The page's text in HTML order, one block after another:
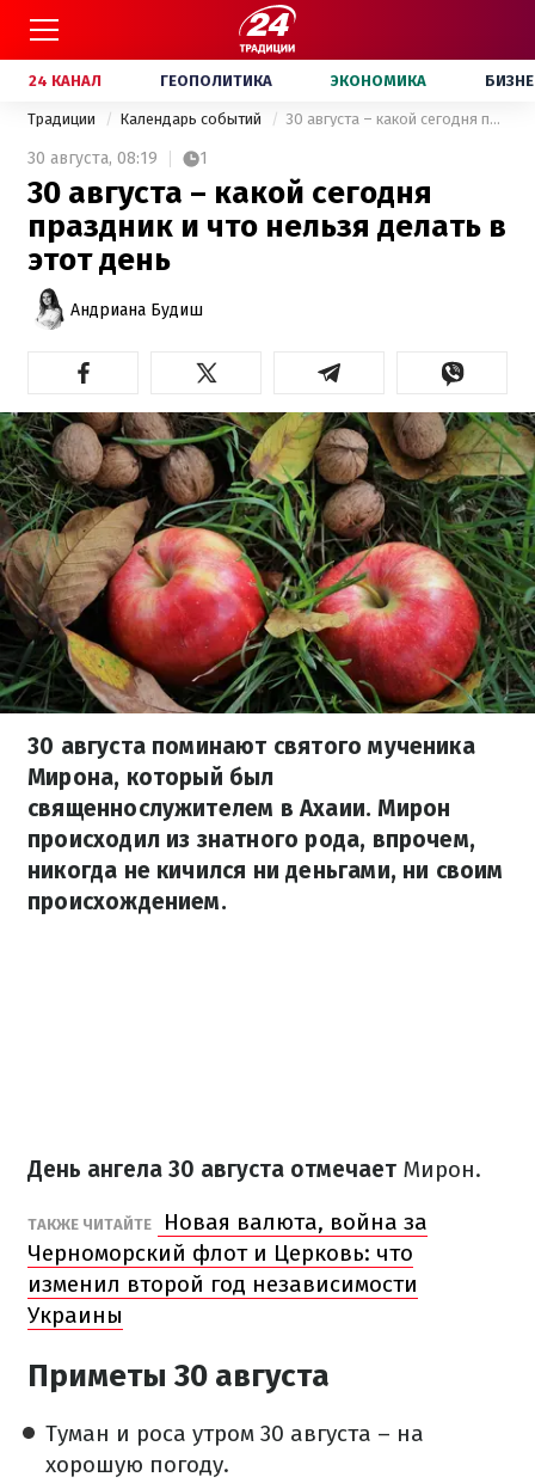
24 КАНАЛ ГЕОПОЛИТИКА ЭКОНОМИКА
Традиции Календарь событий 30 августа – какой сегодня праздник и что нельзя делать в этот день
30 августа, 08:19 1
30 августа – какой сегодня
праздник и что нельзя делать в
этот день
Андриана Будиш
30 августа поминают святого мученика
Мирона, который был
священнослужителем в Ахаии. Мирон
происходил из знатного рода, впрочем,
никогда не кичился ни деньгами, ни своим
происхождением.
День ангела 30 августа отмечает Мирон.
ТАКЖЕ ЧИТАЙТЕ
Новая валюта, война за
Черноморский флот и Церковь: что
изменил второй год независимости
Украины
Приметы 30 августа
Туман и роса утром 30 августа – на
хорошую погоду.